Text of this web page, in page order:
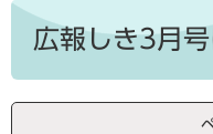
本
広報しき3月